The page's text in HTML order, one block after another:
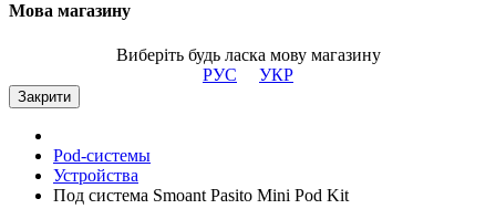
Мова магазину
Виберіть будь ласка мову магазину
РУС
УКР
Закрити
Pod-системы
Устройства
Под система Smoant Pasito Mini Pod Kit